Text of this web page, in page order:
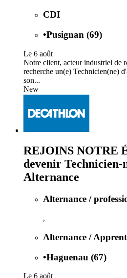
CDI
•Pusignan (69)
Le 6 août
Notre client, acteur industriel de
recherche un(e) Technicien(ne)
son...
New
REJOINS NOTRE
devenir
Alternance
Alternance /
,
Alternance /
•Haguenau (67)
Le 6 août